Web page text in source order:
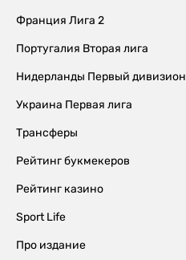
Франция Лига 2
Португалия Вторая лига
Нидерланды Первый дивизион
Украина Первая лига
Трансферы
Рейтинг букмекеров
Рейтинг казино
Sport Life
Про издание